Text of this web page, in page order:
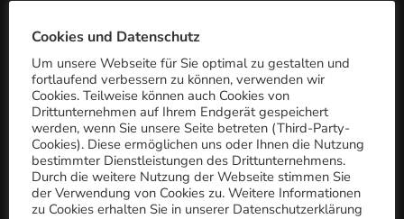
c
h:
Cookies und Datenschutz
Um unsere Webseite für Sie optimal zu gestalten und
fortlaufend verbessern zu können, verwenden wir
Cookies. Teilweise können auch Cookies von
Drittunternehmen auf Ihrem Endgerät gespeichert
werden, wenn Sie unsere Seite betreten (Third-Party-
Cookies). Diese ermöglichen uns oder Ihnen die Nutzung
bestimmter Dienstleistungen des Drittunternehmens.
Durch die weitere Nutzung der Webseite stimmen Sie
der Verwendung von Cookies zu. Weitere Informationen
zu Cookies erhalten Sie in unserer Datenschutzerklärung